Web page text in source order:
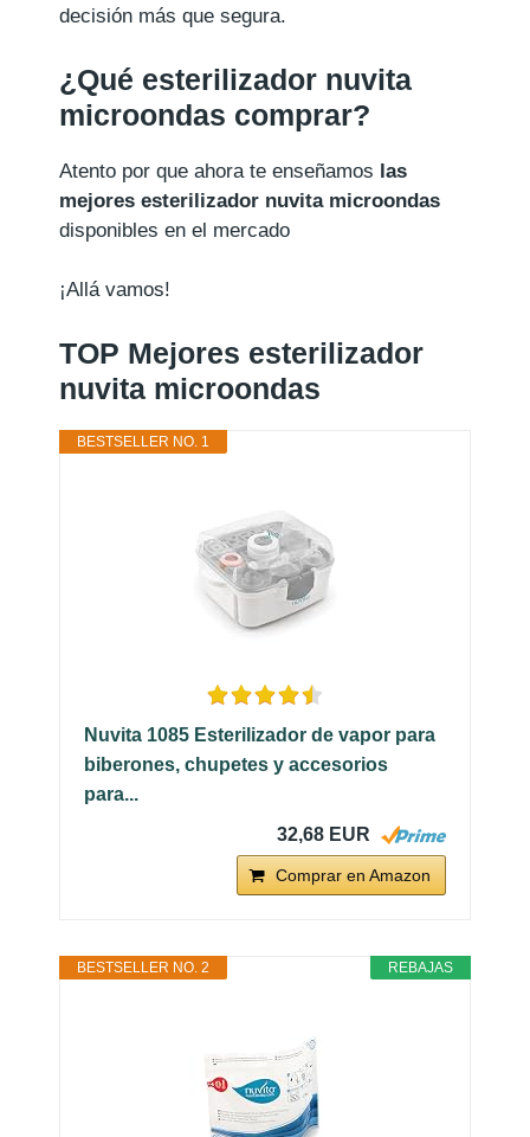
decisión más que segura.
¿Qué esterilizador nuvita
microondas comprar?
Atento por que ahora te enseñamos las
mejores esterilizador nuvita microondas
disponibles en el mercado
¡Allá vamos!
TOP Mejores esterilizador
nuvita microondas
BESTSELLER NO. 1
Nuvita 1085 Esterilizador de vapor para
biberones, chupetes y accesorios
para...
32,68 EUR
Comprar en Amazon
REBAJAS
BESTSELLER NO. 2